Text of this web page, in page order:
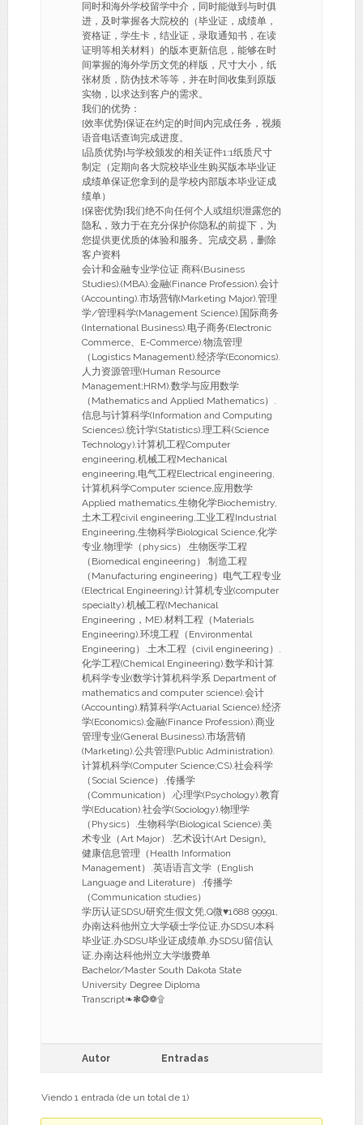
同时和海外学校留学中介，同时能做到与时俱
进，及时掌握各大院校的（毕业证，成绩单，
资格证，学生卡，结业证，录取通知书，在读
证明等相关材料）的版本更新信息，能够在时
间掌握的海外学历文凭的样版，尺寸大小，纸
张材质，防伪技术等等，并在时间收集到原版
实物，以求达到客户的需求。
我们的优势：
[效率优势]保证在约定的时间内完成任务，视频
语音电话查询完成进度。
[品质优势]与学校颁发的相关证件1:1纸质尺寸
制定（定期向各大院校毕业生购买版本毕业证
成绩单保证您拿到的是学校内部版本毕业证成
绩单）
[保密优势]我们绝不向任何个人或组织泄露您的
隐私，致力于在充分保护你隐私的前提下，为
您提供更优质的体验和服务。完成交易，删除
客户资料
会计和金融专业学位证 商科(Business
Studies).(MBA).金融(Finance Profession).会计
(Accounting).市场营销(Marketing Major).管理
学/管理科学(Management Science).国际商务
(International Business).电子商务(Electronic
Commerce、E-Commerce).物流管理
（Logistics Management).经济学(Economics).
人力资源管理(Human Resource
Management;HRM).数学与应用数学
（Mathematics and Applied Mathematics）.
信息与计算科学(Information and Computing
Sciences).统计学(Statistics).理工科(Science
Technology).计算机工程Computer
engineering,机械工程Mechanical
engineering,电气工程Electrical engineering,
计算机科学Computer science,应用数学
Applied mathematics,生物化学Biochemistry,
土木工程civil engineering,工业工程Industrial
Engineering,生物科学Biological Science,化学
专业,物理学（physics）.生物医学工程
（Biomedical engineering）.制造工程
（Manufacturing engineering）电气工程专业
(Electrical Engineering).计算机专业(computer
specialty).机械工程(Mechanical
Engineering，ME).材料工程（Materials
Engineering).环境工程（Environmental
Engineering）.土木工程（civil engineering）.
化学工程(Chemical Engineering).数学和计算
机科学专业(数学计算机科学系 Department of
mathematics and computer science).会计
(Accounting).精算科学(Actuarial Science).经济
学(Economics).金融(Finance Profession).商业
管理专业(General Business).市场营销
(Marketing).公共管理(Public Administration).
计算机科学(Computer Science;CS).社会科学
（Social Science）.传播学
（Communication）.心理学(Psychology).教育
学(Education).社会学(Sociology).物理学
（Physics）.生物科学(Biological Science).美
术专业（Art Major）.艺术设计(Art Design)。
健康信息管理（Health Information
Management）.英语语言文学（English
Language and Literature）.传播学
（Communication studies）
学历认证SDSU研究生假文凭,Q微♥1688 99991,
办南达科他州立大学硕士学位证,办SDSU本科
毕业证,办SDSU毕业证成绩单,办SDSU留信认
证,办南达科他州立大学缴费单
Bachelor/Master South Dakota State
University Degree Diploma
Transcript❧❃❂❁۩
Autor Entradas
Viendo 1 entrada (de un total de 1)